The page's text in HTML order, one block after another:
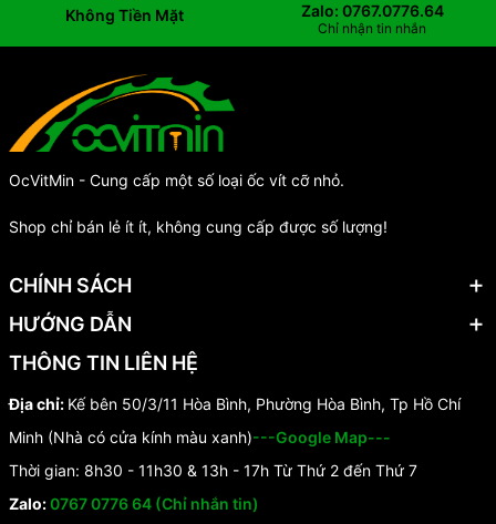
Không Tiền Mặt Zalo: 0767.0776.64
Chỉ nhận tin nhắn
OcVitMin - Cung cấp một số loại ốc vít cỡ nhỏ.
Shop chỉ bán lẻ ít ít, không cung cấp được số lượng!
CHÍNH SÁCH
HƯỚNG DẪN
THÔNG TIN LIÊN HỆ
Địa chỉ: Kế bên 50/3/11 Hòa Bình, Phường Hòa Bình, Tp Hồ Chí
Minh (Nhà có cửa kính màu xanh)---Google Map---
Thời gian: 8h30 - 11h30 & 13h - 17h Từ Thứ 2 đến Thứ 7
Zalo:0767 0776 64 (Chỉ nhắn tin)